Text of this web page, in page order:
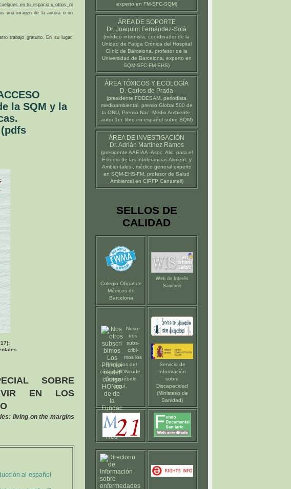
en tu espacio u otros, ni
una imagen de la autora o un
trabajo gratuito. En su lugar,
la SQM y la
SOBRE
EN LOS
living on the margins
al español
experto en FM-SFC-SQM)
ÁREA DE SOPORTE
Dr. Joaquim Fernández-Solà
(médico internista, coordinador de la
Unidad de Fatiga Crónica del Hospital
Clínic de Barcelona , profesor de la
Universidad de Barcelona , experto en
SQM-SFC-FM-EHS)
ÁREA TÓXICOS Y ECOLOGÍA
D. Carlos de Prada
(presidente FODESAM , periodista
medioambiental, premio Global 500 de
la ONU, Premio Nac. Medio Ambiente,
autor 1er. libro en español sobre SQM)
ÁREA DE INVESTIGACIÓN
Dr. Adrián Martínez Ramos
(presidente AAEIAA-Asoc. Alic. para el
Estudio de las Intolerancias Aliment. y
Ambientales-, médico general experto
en SQM-EHS-FM, profesor de Salud
Ambiental en CIPFP Canastell)
SELLOS DE
CALIDAD
Colegio Oficial de
Médicos de
Barcelona
Web de Interés
Sanitario
Noso-
tros
subs-
cribi-
mos los
Principios del
código HONcode
Compruébelo
aquí
Servicio de
Información
sobre
Discapacidad
(Ministerio de
Sanidad)